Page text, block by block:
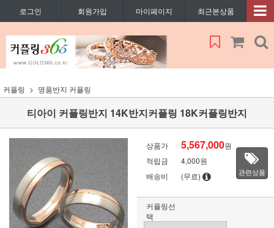
로그인 회원가입 마이페이지 최근본상품
커플링 명품반지 커플링
티아이 커플링반지 14K반지커플링 18K커플링반지
상품가 5,567,000원
적립금
4,000원
배송비
(무료) 관련상품
커플링선
택